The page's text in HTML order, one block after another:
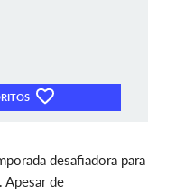
desafiadora para
Apesar de